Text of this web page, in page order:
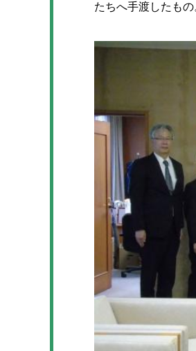
たちへ手渡したもの